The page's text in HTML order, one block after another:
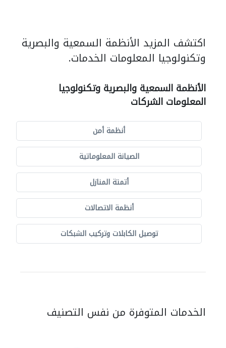
اكتشف المزيد الأنظمة السمعية والبصرية
وتكنولوجيا المعلومات الخدمات.
الأنظمة السمعية والبصرية وتكنولوجيا
المعلومات الشركات
أنظمة أمن
الصيانة المعلوماتية
أتمتة المنازل
أنظمة الاتصالات
توصيل الكابلات وتركيب الشبكات
الخدمات المتوفرة من نفس التصنيف